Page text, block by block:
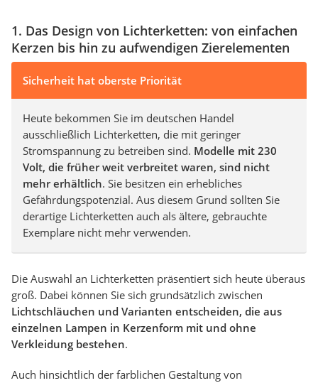
1. Das Design von Lichterketten: von einfachen
Kerzen bis hin zu aufwendigen Zierelementen
Sicherheit hat oberste Priorität
Heute bekommen Sie im deutschen Handel
ausschließlich Lichterketten, die mit geringer
Stromspannung zu betreiben sind. Modelle mit 230
Volt, die früher weit verbreitet waren, sind nicht
mehr erhältlich. Sie besitzen ein erhebliches
Gefährdungspotenzial. Aus diesem Grund sollten Sie
derartige Lichterketten auch als ältere, gebrauchte
Exemplare nicht mehr verwenden.
Die Auswahl an Lichterketten präsentiert sich heute überaus
groß. Dabei können Sie sich grundsätzlich zwischen
Lichtschläuchen und Varianten entscheiden, die aus
einzelnen Lampen in Kerzenform mit und ohne
Verkleidung bestehen.
Auch hinsichtlich der farblichen Gestaltung von